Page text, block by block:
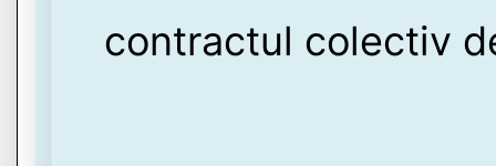
contractul colectiv